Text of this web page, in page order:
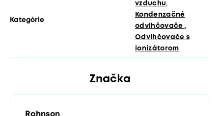
Kategórie
vzduchu,
Kondenzačné
odvlhčovače ,
Odvlhčovače s
ionizátorom
Značka
Rohnson